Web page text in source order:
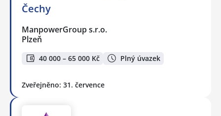
Čechy
ManpowerGroup s.r.o.
Plzeň
40 000 – 65 000 Kč Plný úvazek
Zveřejněno: 31. července